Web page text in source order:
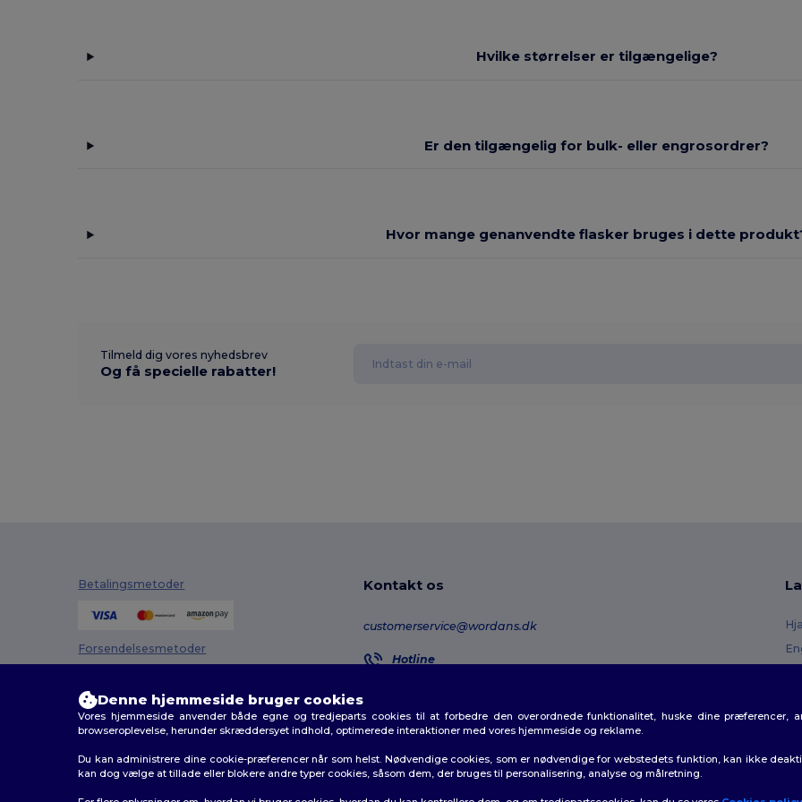
Hvilke størrelser er tilgængelige?
Er den tilgængelig for bulk- eller engrosordrer?
Hvor mange genanvendte flasker bruges i dette
Tilmeld dig vores nyhedsbrev
Og få specielle rabatter!
Betalingsmetoder
Forsendelsesmetoder
Kontakt os
customerservice@wordans.dk
Hotline
Ordresporing
Denne hjemmeside bruger cookies
Vores hjemmeside anvender både egne og tredjeparts cookies til at forbedre den overordnede funktionalitet, huske dine præferencer,
browseroplevelse, herunder skræddersyet indhold, optimerede interaktioner med vores hjemmeside og reklame.
Du kan administrere dine cookie-præferencer når som helst. Nødvendige cookies, som er nødvendige for webstedets funktion, kan ikke
kan dog vælge at tillade eller blokere andre typer cookies, såsom dem, der bruges til personalisering, analyse og målretning.